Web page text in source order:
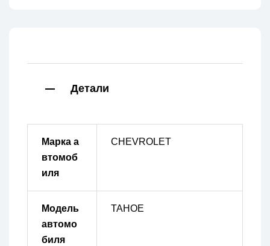
Детали
Марка а
втомоб
иля
CHEVROLET
Модель
автомо
биля
TAHOE